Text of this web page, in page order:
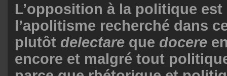
L’opposition à la politique est
l’apolitisme recherché dans
plutôt delectare que docere
encore et malgré tout